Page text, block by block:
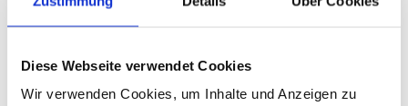
Diese Webseite verwendet Cookies
Wir verwenden Cookies, um Inhalte und Anzeigen zu
STK